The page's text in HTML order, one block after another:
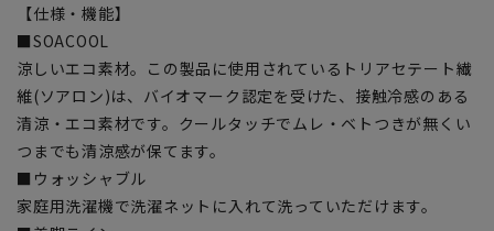
【仕様・機能】
■SOACOOL
涼しいエコ素材。この製品に使用されているトリアセテート繊
維(ソアロン)は、バイオマーク認定を受けた、接触冷感のある
清涼・エコ素材です。クールタッチでムレ・ベトつきが無くい
つまでも清涼感が保てます。
■ウォッシャブル
家庭用洗濯機で洗濯ネットに入れて洗っていただけます。